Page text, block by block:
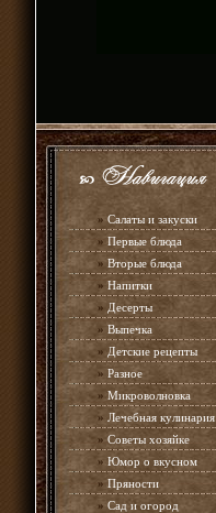
» Салаты и закуски
» Первые блюда
» Вторые блюда
» Напитки
»Десерты
» Выпечка
» Детские рецепты
» Разное
» Микроволновка
» Лечебная кулинария
» Советы хозяйке
» Юмор о вкусном
» Пряности
» Сад и огород